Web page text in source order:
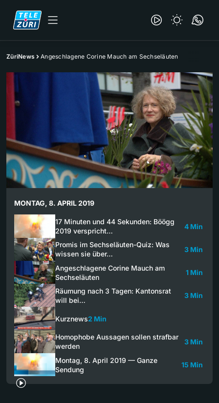
ZüriNews Angeschlagene Corine Mauch am Sechseläuten
MONTAG, 8. APRIL 2019
17 Minuten und 44 Sekunden: Böögg
2019 verspricht…
4 Min
Promis im Sechseläuten-Quiz: Was
wissen sie über…
3 Min
Angeschlagene Corine Mauch am
Sechseläuten
1 Min
Räumung nach 3 Tagen: Kantonsrat
will bei…
3 Min
Kurznews2 Min
Homophobe Aussagen sollen strafbar
werden
3 Min
Montag, 8. April 2019 — Ganze
Sendung
15 Min